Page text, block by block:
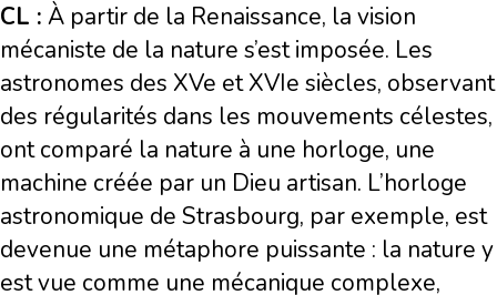
CL : À partir de la Renaissance, la vision
mécaniste de la nature s’est imposée. Les
astronomes des XVe et XVIe siècles, observant
des régularités dans les mouvements célestes,
ont comparé la nature à une horloge, une
machine créée par un Dieu artisan. L’horloge
astronomique de Strasbourg, par exemple, est
devenue une métaphore puissante : la nature y
est vue comme une mécanique complexe,